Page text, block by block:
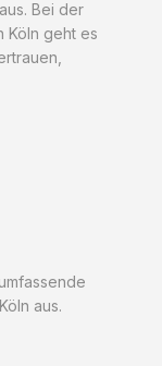
Bei der
Köln geht es
aus.